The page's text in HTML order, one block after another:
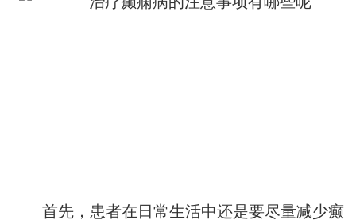
首先，患者在日常生活中还是要尽量减少癫